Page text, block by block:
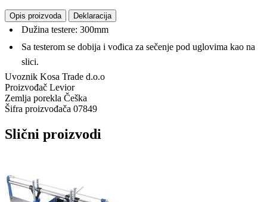
Opis proizvoda Deklaracija
Dužina testere: 300mm
Sa testerom se dobija i vođica za sečenje pod uglovima kao na
slici.
Uvoznik Kosa Trade d.o.o
Proizvođač Levior
Zemlja porekla Češka
Šifra proizvođača 07849
Slični proizvodi